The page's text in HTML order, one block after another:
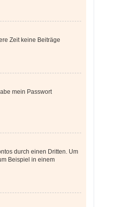
Zeit keine Beiträge
mein Passwort
durch einen Dritten. Um
Beispiel in einem